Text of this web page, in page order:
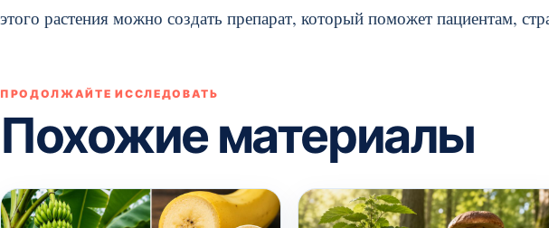
этого растения можно создать препарат, который поможет пациентам,
ПРОДОЛЖАЙТЕ ИССЛЕДОВАТЬ
Похожие материалы